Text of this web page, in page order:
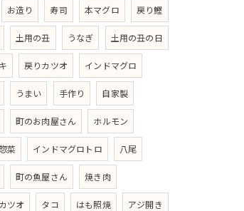
お造り 寿司 本マグロ 戻り鰹
土用の丑 うなぎ 土用の丑の日
戻りカツオ インドマグロ
うまい 手作り 自家製
町のお肉屋さん ホルモン
菜 インドマグロトロ 八尾
町の魚屋さん 焼き肉
ツオ タコ はも照焼 アジ開き